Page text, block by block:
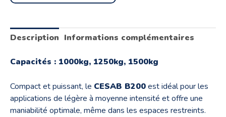
Description Informations complémentaires
Capacités : 1000kg, 1250kg, 1500kg
Compact et puissant, le CESAB B200est idéal pour les
applications de légère à moyenne intensité et offre une
maniabilité optimale, même dans les espaces restreints.